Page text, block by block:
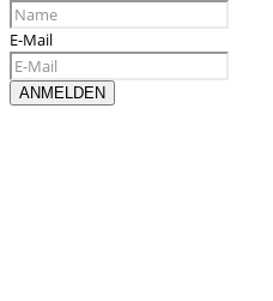
E-Mail